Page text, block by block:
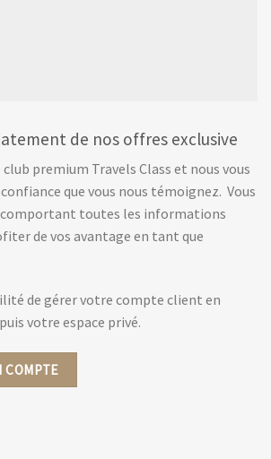
de nos offres exclusive
premium Travels Class et nous vous
que vous nous témoignez. Vous
comportant toutes les informations
de vos avantage en tant que
de gérer votre compte client en
votre espace privé.
COMPTE